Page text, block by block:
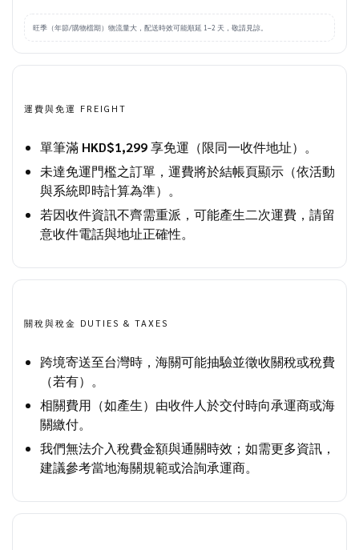
旺季（年節/購物檔期）物流量大，配送時效可能順延 1–2 天，敬請見諒。
運費與免運 FREIGHT
單筆滿 HKD$1,299享免運（限同一收件地址）。
未達免運門檻之訂單，運費將於結帳頁顯示（依活動
與系統即時計算為準）。
若因收件資訊不齊需重派，可能產生二次運費，請留
意收件電話與地址正確性。
關稅與稅金 DUTIES & TAXES
跨境寄送至台灣時，海關可能抽驗並徵收關稅或稅費
（若有）。
相關費用（如產生）由收件人於交付時向承運商或海
關繳付。
我們無法介入稅費金額與通關時效；如需更多資訊，
建議參考當地海關規範或洽詢承運商。